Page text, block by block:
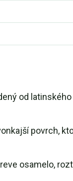
od
povrch,
osamelo,